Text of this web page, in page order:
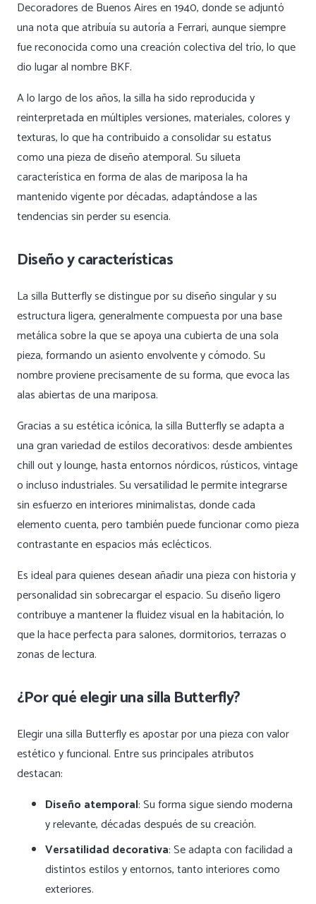
Decoradores de Buenos Aires en 1940, donde se adjuntó
una nota que atribuía su autoría a Ferrari, aunque siempre
fue reconocida como una creación colectiva del trío, lo que
dio lugar al nombre BKF.
A lo largo de los años, la silla ha sido reproducida y
reinterpretada en múltiples versiones, materiales, colores y
texturas, lo que ha contribuido a consolidar su estatus
como una pieza de diseño atemporal. Su silueta
característica en forma de alas de mariposa la ha
mantenido vigente por décadas, adaptándose a las
tendencias sin perder su esencia.
Diseño y características
La silla Butterfly se distingue por su diseño singular y su
estructura ligera, generalmente compuesta por una base
metálica sobre la que se apoya una cubierta de una sola
pieza, formando un asiento envolvente y cómodo. Su
nombre proviene precisamente de su forma, que evoca las
alas abiertas de una mariposa.
Gracias a su estética icónica, la silla Butterfly se adapta a
una gran variedad de estilos decorativos: desde ambientes
chill out y lounge, hasta entornos nórdicos, rústicos, vintage
o incluso industriales. Su versatilidad le permite integrarse
sin esfuerzo en interiores minimalistas, donde cada
elemento cuenta, pero también puede funcionar como pieza
contrastante en espacios más eclécticos.
Es ideal para quienes desean añadir una pieza con historia y
personalidad sin sobrecargar el espacio. Su diseño ligero
contribuye a mantener la fluidez visual en la habitación, lo
que la hace perfecta para salones, dormitorios, terrazas o
zonas de lectura.
¿Por qué elegir una silla Butterfly?
Elegir una silla Butterfly es apostar por una pieza con valor
estético y funcional. Entre sus principales atributos
destacan:
Diseño atemporal: Su forma sigue siendo moderna
y relevante, décadas después de su creación.
Versatilidad decorativa: Se adapta con facilidad a
distintos estilos y entornos, tanto interiores como
exteriores.